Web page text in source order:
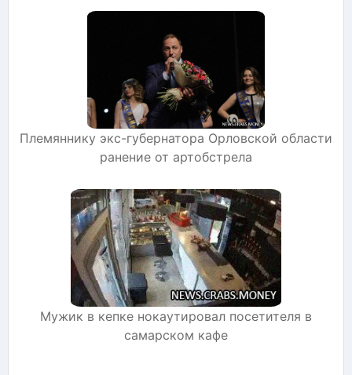
Племяннику экс-губернатора Орловской области
ранение от артобстрела
Мужик в кепке нокаутировал посетителя в
самарском кафе